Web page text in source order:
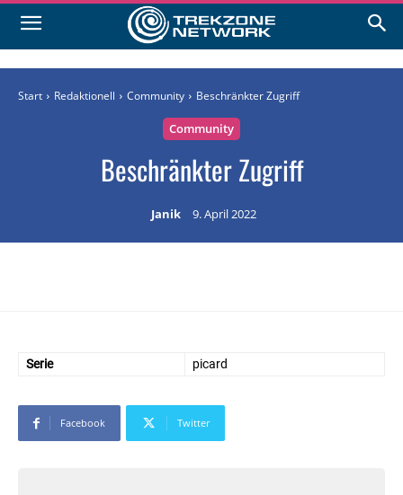
Start Redaktionell Community Beschränkter Zugriff
Community
Beschränkter Zugriff
Janik 9. April 2022
Serie picard
Facebook Twitter